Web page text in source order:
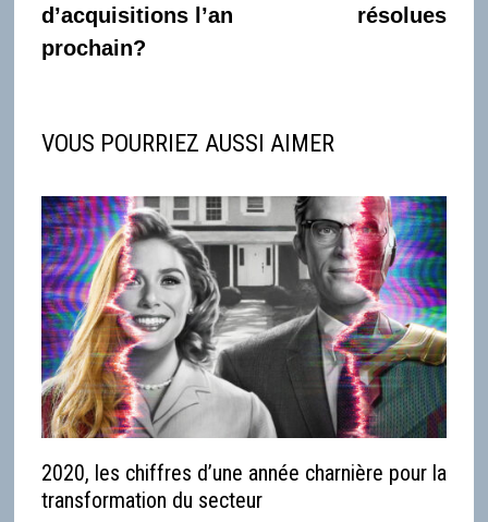
d’acquisitions l’an
prochain?
résolues
VOUS POURRIEZ AUSSI AIMER
2020, les chiffres d’une année charnière pour la
transformation du secteur